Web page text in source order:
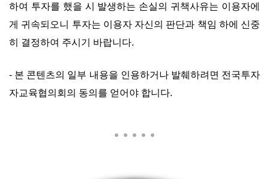
하여 투자를 했을 시 발생하는 손실의 귀책사유는 이용자에
게 귀속되오니 투자는 이용자 자신의 판단과 책임 하에 신중
히 결정하여 주시기 바랍니다.
- 본 콘텐츠의 일부 내용을 인용하거나 발췌하려면 전국투자
자교육협의회의 동의를 얻어야 합니다.